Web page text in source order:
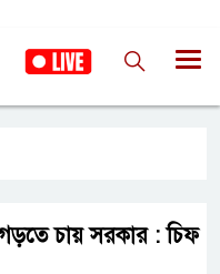
চায় সরকার : চিফ